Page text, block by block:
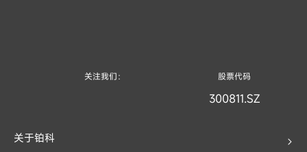
关注我们： 股票代码
300811.SZ
关于铂科